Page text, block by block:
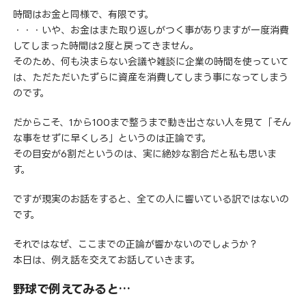
時間はお金と同様で、有限です。
・・・いや、お金はまた取り返しがつく事がありますが一度消費
してしまった時間は2度と戻ってきません。
そのため、何も決まらない会議や雑談に企業の時間を使っていて
は、ただただいたずらに資産を消費してしまう事になってしまう
のです。
だからこそ、1から100まで整うまで動き出さない人を見て「そん
な事をせずに早くしろ」というのは正論です。
その目安が6割だというのは、実に絶妙な割合だと私も思いま
す。
ですが現実のお話をすると、全ての人に響いている訳ではないの
です。
それではなぜ、ここまでの正論が響かないのでしょうか？
本日は、例え話を交えてお話していきます。
野球で例えてみると…